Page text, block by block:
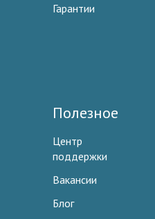
Гарантии
Полезное
Центр
поддержки
Вакансии
Блог